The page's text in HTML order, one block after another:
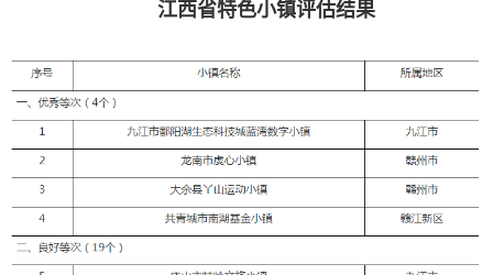
江西省特色小镇评估结果